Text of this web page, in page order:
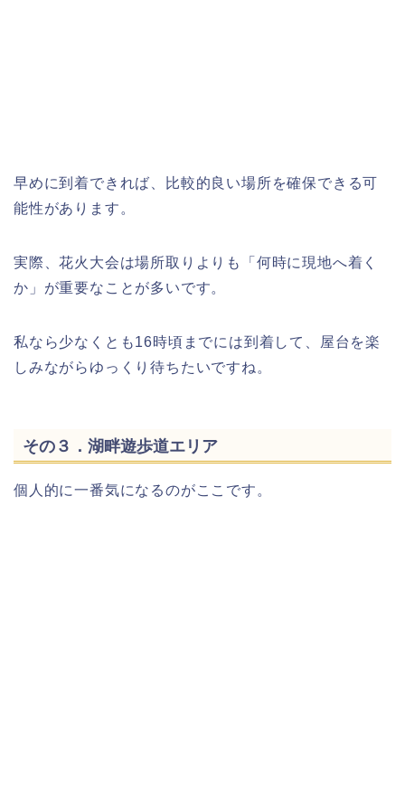
早めに到着できれば、比較的良い場所を確保できる可
能性があります。
実際、花火大会は場所取りよりも「何時に現地へ着く
か」が重要なことが多いです。
私なら少なくとも16時頃までには到着して、屋台を楽
しみながらゆっくり待ちたいですね。
その３．湖畔遊歩道エリア
個人的に一番気になるのがここです。